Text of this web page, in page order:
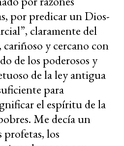
por predicar un Dios-
claramente del
y cercano con
de los poderosos y
de la ley antigua
para
el espíritu de la
Me decía un
los